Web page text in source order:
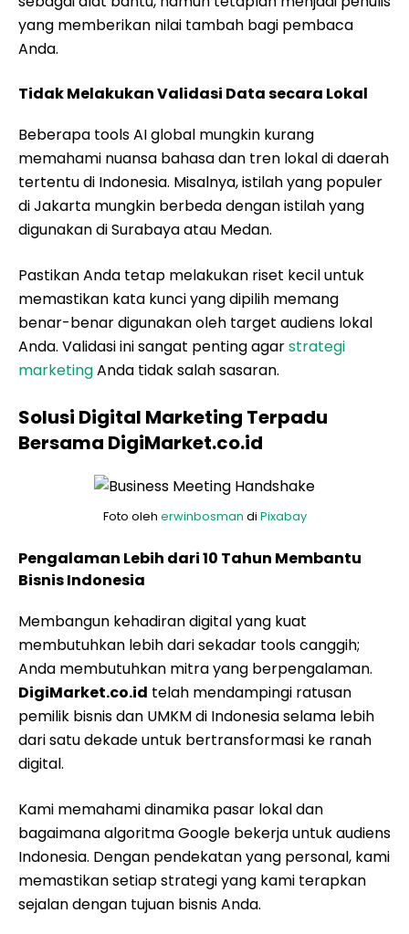
yang memberikan nilai tambah bagi pembaca
Anda.
Tidak Melakukan Validasi Data secara Lokal
Beberapa tools AI global mungkin kurang
memahami nuansa bahasa dan tren lokal di daerah
tertentu di Indonesia. Misalnya, istilah yang populer
di Jakarta mungkin berbeda dengan istilah yang
digunakan di Surabaya atau Medan.
Pastikan Anda tetap melakukan riset kecil untuk
memastikan kata kunci yang dipilih memang
benar-benar digunakan oleh target audiens lokal
Anda. Validasi ini sangat penting agarstrategi
marketingAnda tidak salah sasaran.
Solusi Digital Marketing Terpadu
Bersama DigiMarket.co.id
Foto oleh erwinbosman di Pixabay
Pengalaman Lebih dari 10 Tahun Membantu
Bisnis Indonesia
Membangun kehadiran digital yang kuat
membutuhkan lebih dari sekadar tools canggih;
Anda membutuhkan mitra yang berpengalaman.
DigiMarket.co.id telah mendampingi ratusan
pemilik bisnis dan UMKM di Indonesia selama lebih
dari satu dekade untuk bertransformasi ke ranah
digital.
Kami memahami dinamika pasar lokal dan
bagaimana algoritma Google bekerja untuk audiens
Indonesia. Dengan pendekatan yang personal, kami
memastikan setiap strategi yang kami terapkan
sejalan dengan tujuan bisnis Anda.